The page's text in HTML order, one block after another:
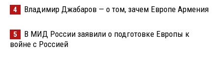
4 Владимир Джабаров — о том, зачем Европе Армения
5
В МИД России заявили о подготовке Европы к
войне с Россией